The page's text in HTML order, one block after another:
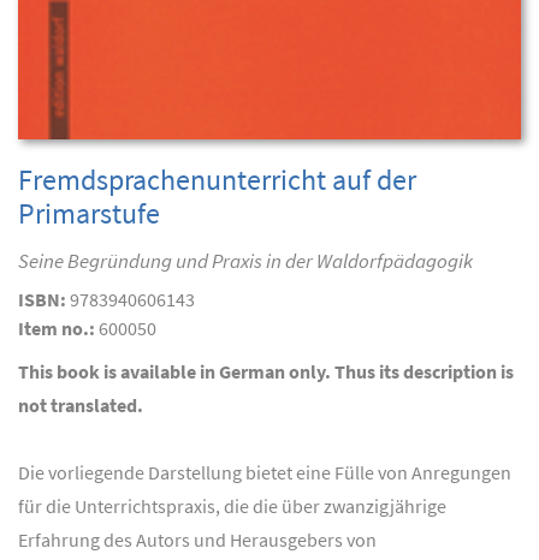
Fremdsprachenunterricht auf der
Primarstufe
Seine Begründung und Praxis in der Waldorfpädagogik
ISBN: 9783940606143
Item no.: 600050
This book is available in German only. Thus its description is
not translated.
Die vorliegende Darstellung bietet eine Fülle von Anregungen
für die Unterrichtspraxis, die die über zwanzigjährige
Erfahrung des Autors und Herausgebers von